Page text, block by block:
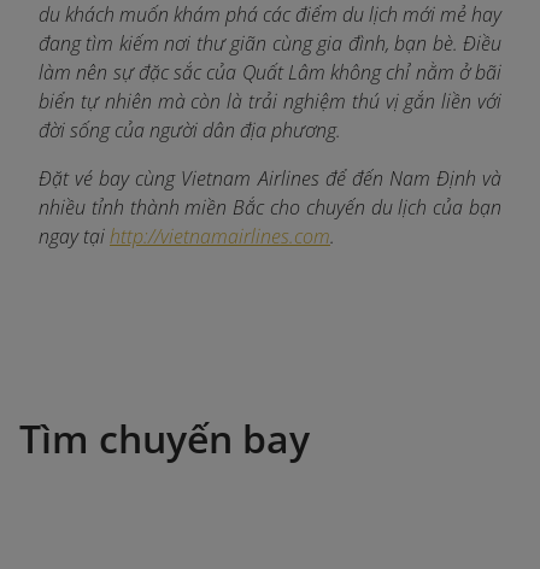
du khách muốn khám phá các điểm du lịch mới mẻ hay
đang tìm kiếm nơi thư giãn cùng gia đình, bạn bè. Điều
làm nên sự đặc sắc của Quất Lâm không chỉ nằm ở bãi
biển tự nhiên mà còn là trải nghiệm thú vị gắn liền với
đời sống của người dân địa phương.
Đặt vé bay cùng Vietnam Airlines để đến Nam Định và
nhiều tỉnh thành miền Bắc cho chuyến du lịch của bạn
ngay tạihttp://vietnamairlines.com.
Tìm chuyến bay